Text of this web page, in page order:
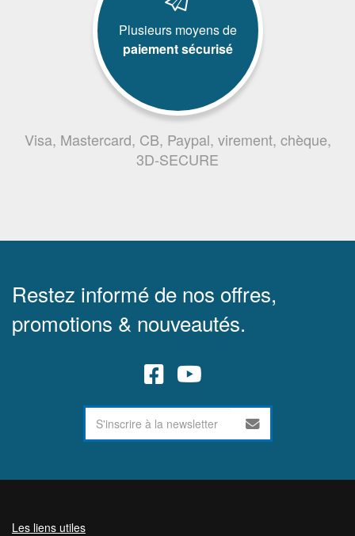
Plusieurs moyens de
paiement sécurisé
Visa, Mastercard, CB, Paypal, virement, chèque,
3D-SECURE
Restez informé de nos offres,
promotions & nouveautés.
Les liens utiles